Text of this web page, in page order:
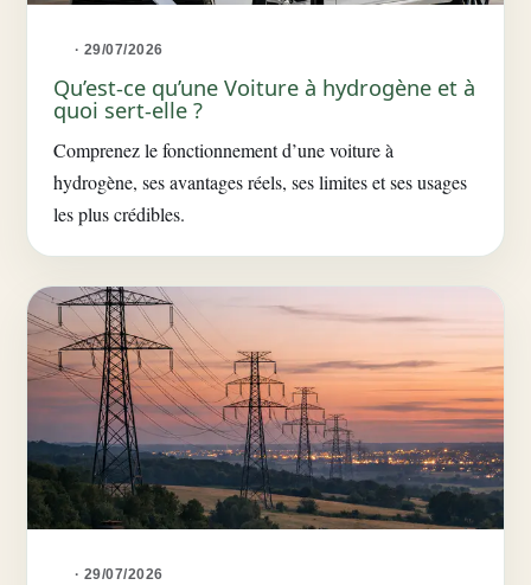
· 29/07/2026
Qu’est-ce qu’une Voiture à hydrogène et à
quoi sert-elle ?
Comprenez le fonctionnement d’une voiture à
hydrogène, ses avantages réels, ses limites et ses usages
les plus crédibles.
· 29/07/2026